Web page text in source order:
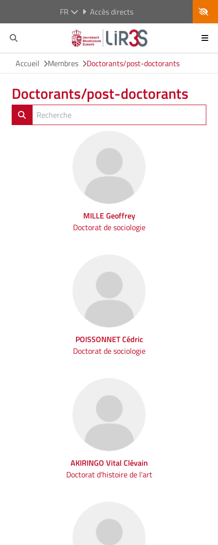
FR Accès directs
Accueil Membres Doctorants/post-doctorants
Doctorants/post-doctorants
MILLE Geoffrey
Doctorat de sociologie
POISSONNET Cédric
Doctorat de sociologie
AKIRINGO Vital Clévain
Doctorat d'histoire de l'art